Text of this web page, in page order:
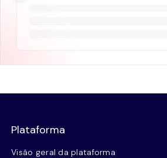
Plataforma
Visão geral da plataforma